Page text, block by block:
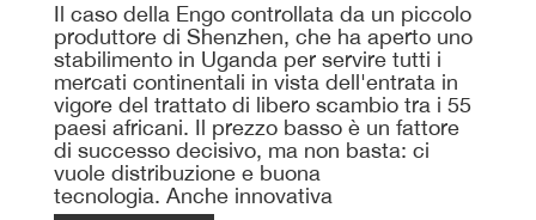
Il caso della Engo controllata da un piccolo
produttore di Shenzhen, che ha aperto uno
stabilimento in Uganda per servire tutti i
mercati continentali in vista dell'entrata in
vigore del trattato di libero scambio tra i 55
paesi africani. Il prezzo basso è un fattore
di successo decisivo, ma non basta: ci
vuole distribuzione e buona
tecnologia. Anche innovativa